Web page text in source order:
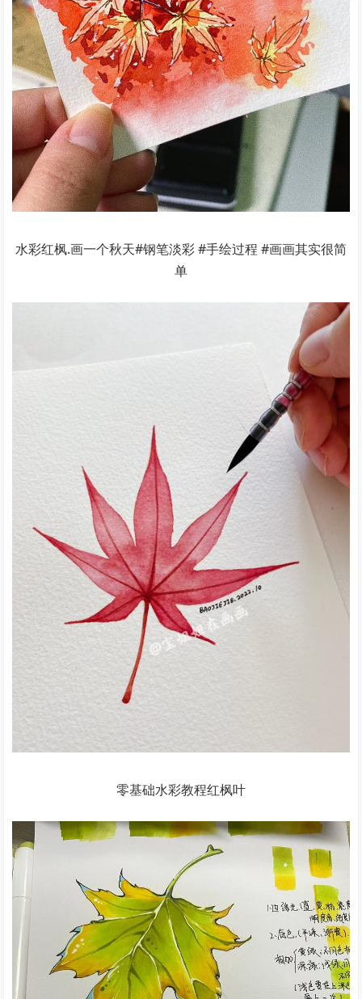
水彩红枫.画一个秋天#钢笔淡彩 #手绘过程 #画画其实很简
单
零基础水彩教程红枫叶